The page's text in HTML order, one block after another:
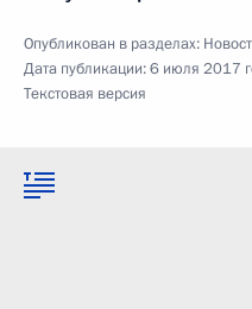
Опубликован в разделах:
Дата публикации:6 июля 2017
Текстовая версия